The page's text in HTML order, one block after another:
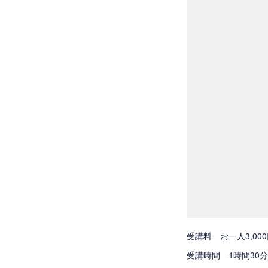
受講料 お一人3,000
受講時間 1時間30分